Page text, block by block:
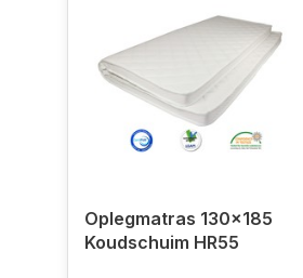
Twijfelt u ? Neemt u dan
Oplegmatras 130x185
Oplegmatras 130x185
Koudschuim HR55